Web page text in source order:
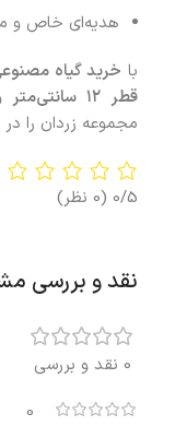
هدیه‌ای خاص و
با خرید گیاه
قطر۱۲ سانتی‌متر
مجموعه زردان را
0/5 (0 نظر)
نقد و بررسی
0 نقد و بررسی
0